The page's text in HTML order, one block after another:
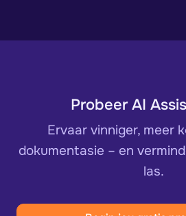
Probeer AI
Ervaar vinniger, meer
dokumentasie – en
las.